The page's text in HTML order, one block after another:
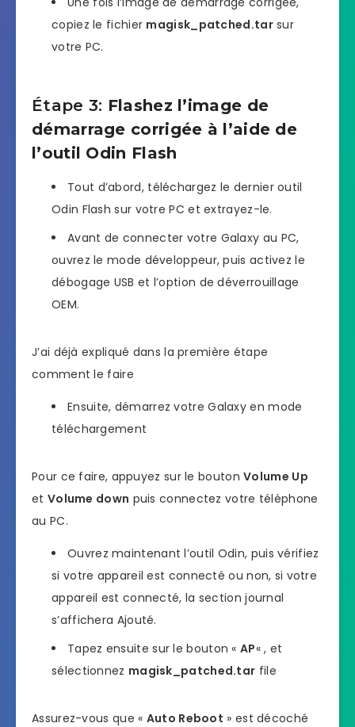
copiez le fichier magisk_patched.tarsur
votre PC.
Étape 3: Flashez l’image de
démarrage corrigée à l’aide de
l’outil Odin Flash
Tout d’abord, téléchargez le dernier outil
Odin Flash sur votre PC et extrayez-le.
Avant de connecter votre Galaxy au PC,
ouvrez le mode développeur, puis activez le
débogage USB et l’option de déverrouillage
OEM.
J’ai déjà expliqué dans la première étape
comment le faire
Ensuite, démarrez votre Galaxy en mode
téléchargement
Pour ce faire, appuyez sur le boutonVolume Up
et Volume down puis connectez votre téléphone
au PC.
Ouvrez maintenant l’outil Odin, puis vérifiez
si votre appareil est connecté ou non, si votre
appareil est connecté, la section journal
s’affichera Ajouté.
Tapez ensuite sur le bouton « AP« , et
sélectionnez magisk_patched.tar file
Assurez-vous que « Auto Reboot » est décoché